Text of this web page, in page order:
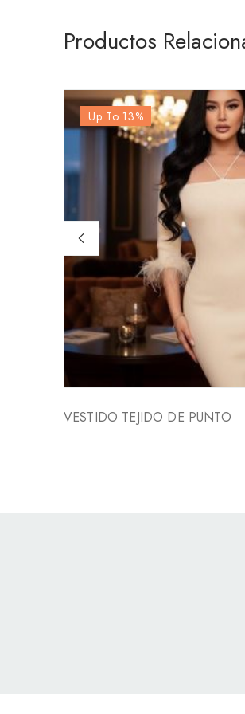
Productos
Up To 13%
VESTIDO TEJIDO DE PUNTO